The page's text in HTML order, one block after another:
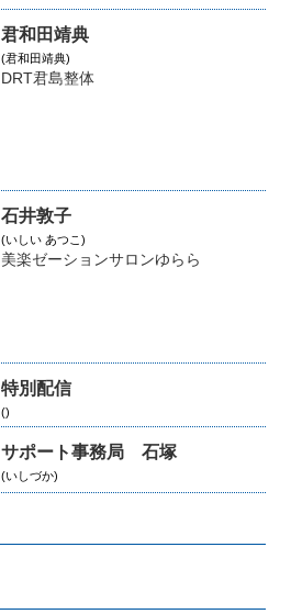
君和田靖典
(君和田靖典)
DRT君島整体
石井敦子
(いしい あつこ)
美楽ゼーションサロンゆらら
特別配信
()
サポート事務局 石塚
(いしづか)